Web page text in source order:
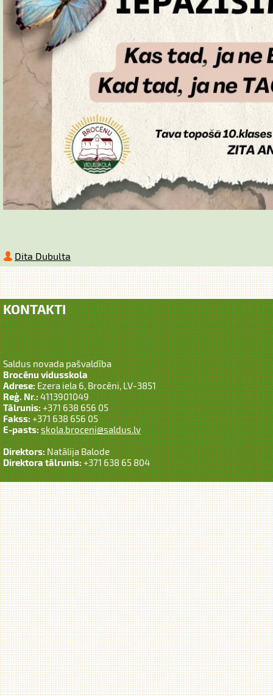
Dita Dubulta
KONTAKTI
Saldus novada pašvaldība
Brocēnu vidusskola
Adrese:Ezera iela 6, Brocēni, LV-3851
Reģ. Nr.:4113901049
Tālrunis:+371 638 656 05
Fakss:+371 638 656 05
E-pasts:skola.broceni@saldus.lv
Direktors:Natālija Balode
Direktora tālrunis:+371 638 65 804